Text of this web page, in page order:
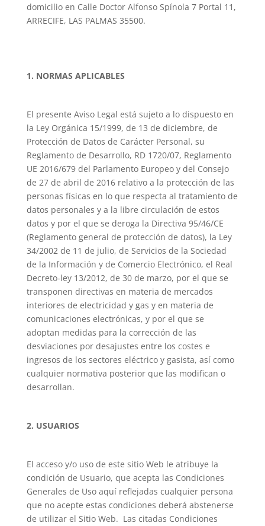
domicilio en Calle Doctor Alfonso Spínola 7 Portal 11,
ARRECIFE, LAS PALMAS 35500.
1. NORMAS APLICABLES
El presente Aviso Legal está sujeto a lo dispuesto en
la Ley Orgánica 15/1999, de 13 de diciembre, de
Protección de Datos de Carácter Personal, su
Reglamento de Desarrollo, RD 1720/07, Reglamento
UE 2016/679 del Parlamento Europeo y del Consejo
de 27 de abril de 2016 relativo a la protección de las
personas físicas en lo que respecta al tratamiento de
datos personales y a la libre circulación de estos
datos y por el que se deroga la Directiva 95/46/CE
(Reglamento general de protección de datos), la Ley
34/2002 de 11 de julio, de Servicios de la Sociedad
de la Información y de Comercio Electrónico, el Real
Decreto-ley 13/2012, de 30 de marzo, por el que se
transponen directivas en materia de mercados
interiores de electricidad y gas y en materia de
comunicaciones electrónicas, y por el que se
adoptan medidas para la corrección de las
desviaciones por desajustes entre los costes e
ingresos de los sectores eléctrico y gasista, así como
cualquier normativa posterior que las modifican o
desarrollan.
2. USUARIOS
El acceso y/o uso de este sitio Web le atribuye la
condición de Usuario, que acepta las Condiciones
Generales de Uso aquí reflejadas cualquier persona
que no acepte estas condiciones deberá abstenerse
de utilizar el Sitio Web. Las citadas Condiciones